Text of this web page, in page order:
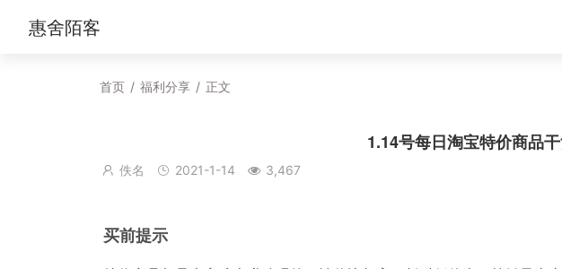
惠舍陌客
首页 / 福利分享 / 正文
1.14号每日淘宝特价商品
佚名 2021-1-14 3,467
买前提示